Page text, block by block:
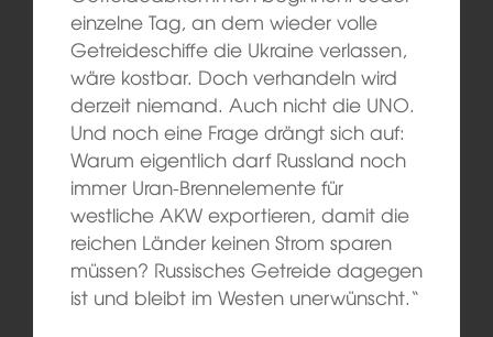
einzelne Tag, an dem wieder volle
Getreideschiffe die Ukraine verlassen,
wäre kostbar. Doch verhandeln wird
derzeit niemand. Auch nicht die UNO.
Und noch eine Frage drängt sich auf:
Warum eigentlich darf Russland noch
immer Uran-Brennelemente für
westliche AKW exportieren, damit die
reichen Länder keinen Strom sparen
müssen? Russisches Getreide dagegen
ist und bleibt im Westen unerwünscht.“